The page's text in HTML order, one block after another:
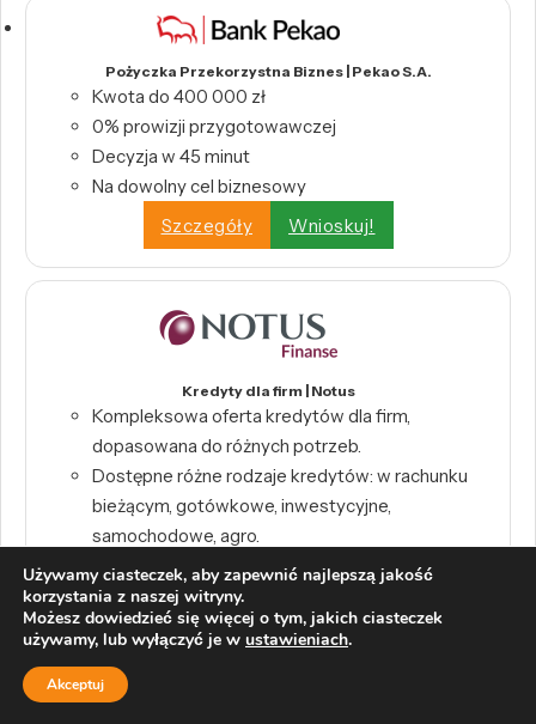
Pożyczka Przekorzystna Biznes | Pekao S.A.
Kwota do 400 000 zł
0% prowizji przygotowawczej
Decyzja w 45 minut
Na dowolny cel biznesowy
Szczegóły
Wnioskuj!
Kredyty dla firm | Notus
Kompleksowa oferta kredytów dla firm,
dopasowana do różnych potrzeb.
Dostępne różne rodzaje kredytów: w rachunku
bieżącym, gotówkowe, inwestycyjne,
samochodowe, agro.
Dodatkowe usługi finansowe: factoring, leasing,
gwarancja de minimis.
Szczegóły
Wnioskuj!
Używamy ciasteczek, aby zapewnić najlepszą jakość
korzystania z naszej witryny.
Możesz dowiedzieć się więcej o tym, jakich ciasteczek
używamy, lub wyłączyć je w ustawieniach.
Akceptuj